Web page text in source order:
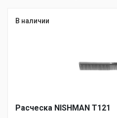
В наличии
Расческа NISHMAN T121